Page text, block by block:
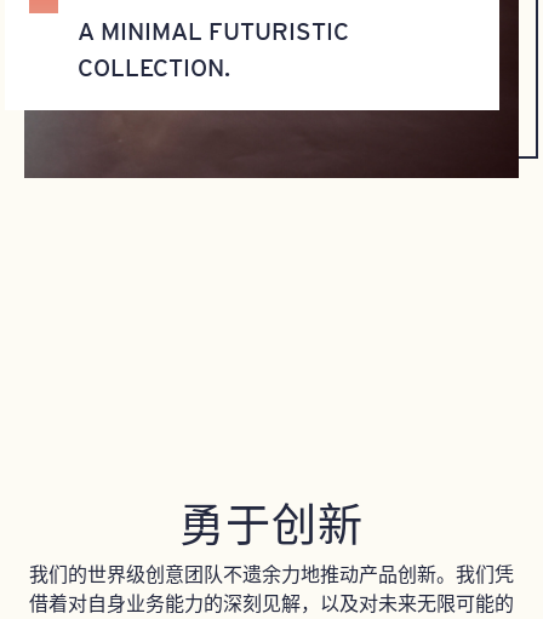
A MINIMAL FUTURISTIC
COLLECTION.
勇于创新
我们的世界级创意团队不遗余力地推动产品创新。我们凭
借着对自身业务能力的深刻见解，以及对未来无限可能的